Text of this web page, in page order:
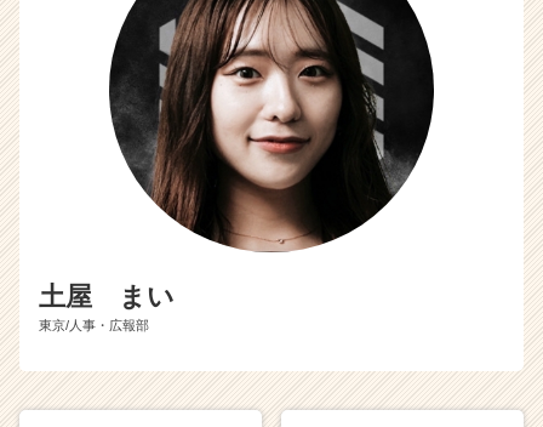
土屋 まい
東京/人事・広報部